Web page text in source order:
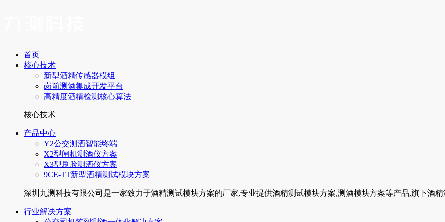
首页
核心技术
新型酒精传感器模组
岗前测酒集成开发平台
高精度酒精检测核心算法
核心技术
产品中心
Y2公交测酒智能终端
X2型闸机测酒仪方案
X3型刷脸测酒仪方案
9CE-TT新型酒精测试模块方案
深圳九测科技有限公司是一家致力于酒精测试模块方案的厂家,专业提供酒精测试模块方案,测酒模块方案等产品,旗下酒精
行业解决方案